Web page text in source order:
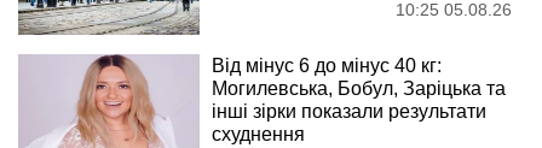
10:25 05.08.26
Від мінус 6 до мінус 40 кг:
Могилевська, Бобул, Заріцька та
інші зірки показали результати
схуднення